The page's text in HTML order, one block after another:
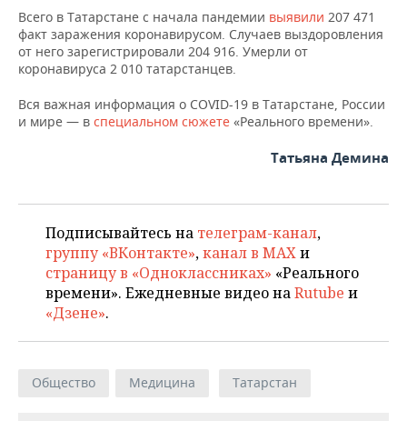
Всего в Татарстане с начала пандемии выявили 207 471
факт заражения коронавирусом. Случаев выздоровления
от него зарегистрировали 204 916. Умерли от
коронавируса 2 010 татарстанцев.
Вся важная информация о COVID-19 в Татарстане, России
и мире — в специальном сюжете «Реального времени».
Татьяна Демина
Подписывайтесь на телеграм-канал,
группу «ВКонтакте»,канал в MAXи
страницу в «Одноклассниках» «Реального
времени». Ежедневные видео наRutube и
«Дзене».
Общество Медицина Татарстан